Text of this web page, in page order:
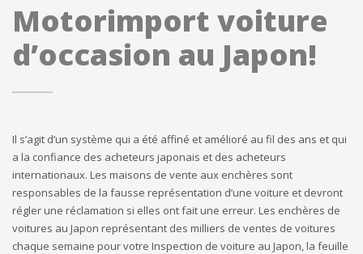
Motorimport voiture
d’occasion au Japon!
Il s’agit d’un système qui a été affiné et amélioré au fil des ans et qui
a la confiance des acheteurs japonais et des acheteurs
internationaux. Les maisons de vente aux enchères sont
responsables de la fausse représentation d’une voiture et devront
régler une réclamation si elles ont fait une erreur. Les enchères de
voitures au Japon représentant des milliers de ventes de voitures
chaque semaine pour votre Inspection de voiture au Japon, la feuille